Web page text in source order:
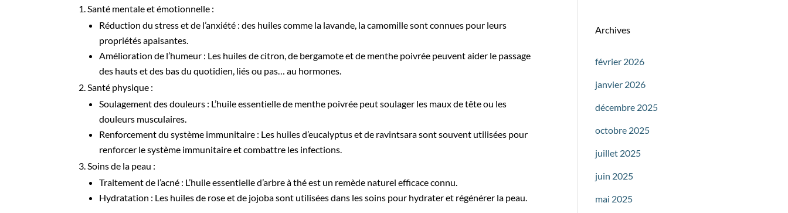
Santé mentale et émotionnelle :
Réduction du stress et de l’anxiété : des huiles comme la lavande, la camomille sont connues pour leurs
propriétés apaisantes.
Amélioration de l’humeur : Les huiles de citron, de bergamote et de menthe poivrée peuvent aider le passage
des hauts et des bas du quotidien, liés ou pas… au hormones.
Santé physique :
Soulagement des douleurs : L’huile essentielle de menthe poivrée peut soulager les maux de tête ou les
douleurs musculaires.
Renforcement du système immunitaire : Les huiles d’eucalyptus et de ravintsara sont souvent utilisées pour
renforcer le système immunitaire et combattre les infections.
Soins de la peau :
Traitement de l’acné : L’huile essentielle d’arbre à thé est un remède naturel efficace connu.
Hydratation : Les huiles de rose et de jojoba sont utilisées dans les soins pour hydrater et régénérer la peau.
Archives
février 2026
janvier 2026
décembre 2025
octobre 2025
juillet 2025
juin 2025
mai 2025